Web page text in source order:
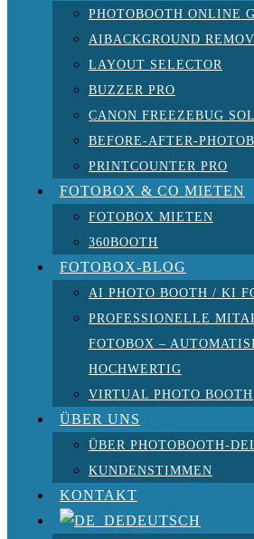
PHOTOBOOTH ONLINE
AIBACKGROUND
LAYOUT SELECTOR
BUZZER PRO
CANON FREEZEBUG
BEFORE-AFTER-
PRINTCOUNTER PRO
FOTOBOX & CO MIETEN
FOTOBOX MIETEN
360BOOTH
FOTOBOX-BLOG
AI PHOTO BOOTH / KI
PROFESSIONELLE
FOTOBOX –
HOCHWERTIG
VIRTUAL PHOTO BOOTH
ÜBER UNS
ÜBER PHOTOBOOTH-
KUNDENSTIMMEN
KONTAKT
DEUTSCH